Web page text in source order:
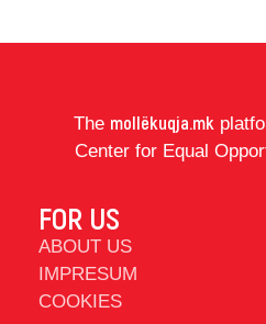
The mollëkuqja.mk
Center for Equal
FOR US
ABOUT US
IMPRESUM
COOKIES